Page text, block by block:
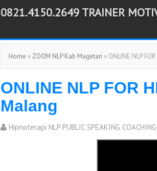
0821.4150.2649 TRAINER
Home » ZOOM NLP Kab Magetan » ONLINE NLP
ONLINE NLP FOR
Malang
Hipnoterapi NLP PUBLIC SPEAKING COACHING